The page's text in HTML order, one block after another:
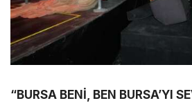
“BURSA BENİ, BEN BURSA’YI